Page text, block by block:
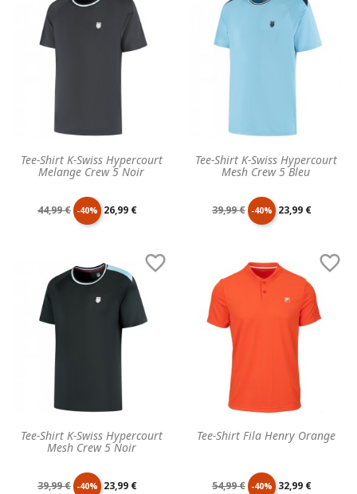
base base
Tee-Shirt K-Swiss Hypercourt
Melange Crew 5 Noir
Prix
base
44,99 € -40% Prix
26,99 €
Tee-Shirt K-Swiss Hypercourt
Mesh Crew 5 Bleu
Prix
base
39,99 € -40% Prix
23,99 €
Tee-Shirt K-Swiss Hypercourt
Mesh Crew 5 Noir

Prix
39,99 € -40% Prix
23,99 €
Tee-Shirt Fila Henry Orange

Prix
54,99 € -40% Prix
32,99 €